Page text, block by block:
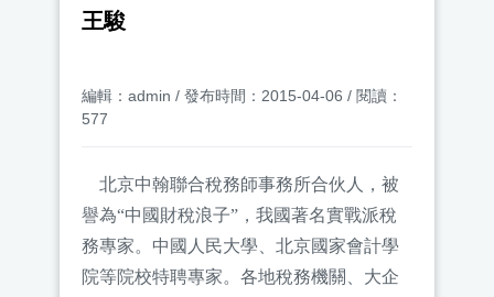
王駿
編輯：admin / 發布時間：2015-04-06 / 閱讀：
577
北京中翰聯合稅務師事務所合伙人，被
譽為“中國財稅浪子”，我國著名實戰派稅
務專家。中國人民大學、北京國家會計學
院等院校特聘專家。各地稅務機關、大企